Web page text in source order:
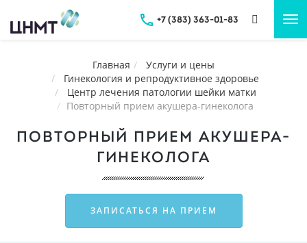
+7 (383) 363-01-83
Главная
Услуги и цены
Гинекология и репродуктивное здоровье
Центр лечения патологии шейки матки
Повторный прием акушера-гинеколога
ПОВТОРНЫЙ ПРИЕМ АКУШЕРА-
ГИНЕКОЛОГА
ЗАПИСАТЬСЯ НА ПРИЕМ